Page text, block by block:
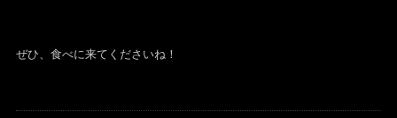
ぜひ、食べに来てくださいね！